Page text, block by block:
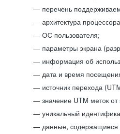
перечень
архитектура
ОС пользователя;
параметры экрана
информация об
дата и время
источник перехода
значение UTM меток
уникальный
данные, содержащиеся